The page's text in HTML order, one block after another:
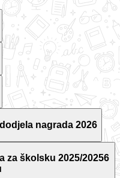
nagrada 2026
za školsku 2025/20256